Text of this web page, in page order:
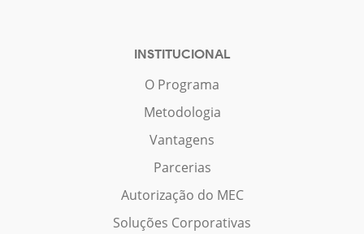
INSTITUCIONAL
O Programa
Metodologia
Vantagens
Parcerias
Autorização do MEC
Soluções Corporativas